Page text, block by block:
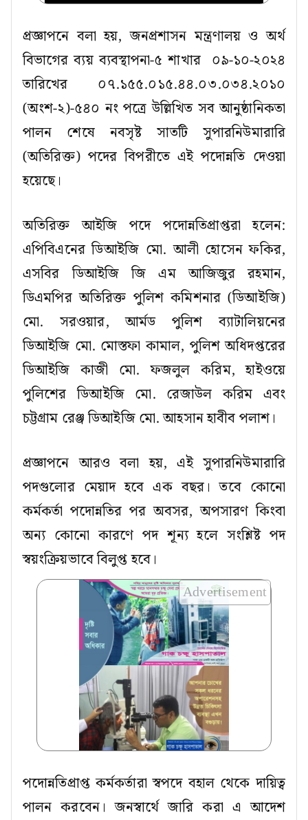
প্রজ্ঞাপনে বলা হয়, জনপ্রশাসন মন্ত্রণালয় ও অর্থ
বিভাগের ব্যয় ব্যবস্থাপনা-৫ শাখার ০৯-১০-২০২৪
তারিখের ০৭.১৫৫.০১৫.৪৪.০৩.০৩৪.২০১০
(অংশ-২)-৫৪০ নং পত্রে উল্লিখিত সব আনুষ্ঠানিকতা
পালন শেষে নবসৃষ্ট সাতটি সুপারনিউমারারি
(অতিরিক্ত) পদের বিপরীতে এই পদোন্নতি দেওয়া
হয়েছে।
অতিরিক্ত আইজি পদে পদোন্নতিপ্রাপ্তরা হলেন:
এপিবিএনের ডিআইজি মো. আলী হোসেন ফকির,
এসবির ডিআইজি জি এম আজিজুর রহমান,
ডিএমপির অতিরিক্ত পুলিশ কমিশনার (ডিআইজি)
মো. সরওয়ার, আর্মড পুলিশ ব্যাটালিয়নের
ডিআইজি মো. মোস্তফা কামাল, পুলিশ অধিদপ্তরের
ডিআইজি কাজী মো. ফজলুল করিম, হাইওয়ে
পুলিশের ডিআইজি মো. রেজাউল করিম এবং
চট্টগ্রাম রেঞ্জ ডিআইজি মো. আহসান হাবীব পলাশ।
প্রজ্ঞাপনে আরও বলা হয়, এই সুপারনিউমারারি
পদগুলোর মেয়াদ হবে এক বছর। তবে কোনো
কর্মকর্তা পদোন্নতির পর অবসর, অপসারণ কিংবা
অন্য কোনো কারণে পদ শূন্য হলে সংশ্লিষ্ট পদ
স্বয়ংক্রিয়ভাবে বিলুপ্ত হবে।
Advertisement
পদোন্নতিপ্রাপ্ত কর্মকর্তারা স্বপদে বহাল থেকে দায়িত্ব
পালন করবেন। জনস্বার্থে জারি করা এ আদেশ